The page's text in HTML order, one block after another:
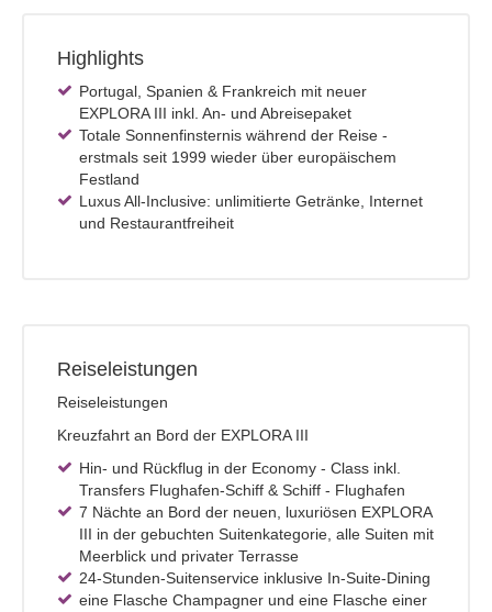
Highlights
Portugal, Spanien & Frankreich mit neuer
EXPLORA III inkl. An- und Abreisepaket
Totale Sonnenfinsternis während der Reise -
erstmals seit 1999 wieder über europäischem
Festland
Luxus All-Inclusive: unlimitierte Getränke, Internet
und Restaurantfreiheit
Reiseleistungen
Reiseleistungen
Kreuzfahrt an Bord der EXPLORA III
Hin- und Rückflug in der Economy - Class inkl.
Transfers Flughafen-Schiff & Schiff - Flughafen
7 Nächte an Bord der neuen, luxuriösen EXPLORA
III in der gebuchten Suitenkategorie, alle Suiten mit
Meerblick und privater Terrasse
24-Stunden-Suitenservice inklusive In-Suite-Dining
eine Flasche Champagner und eine Flasche einer